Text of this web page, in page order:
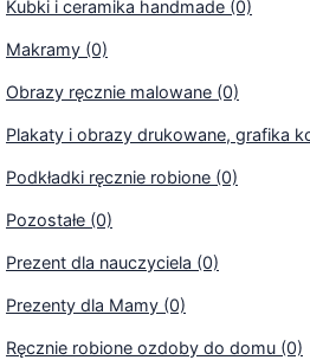
Kubki i ceramika handmade (0)
Makramy (0)
Obrazy ręcznie malowane (0)
Plakaty i obrazy drukowane, grafika
Podkładki ręcznie robione (0)
Pozostałe (0)
Prezent dla nauczyciela (0)
Prezenty dla Mamy (0)
Ręcznie robione ozdoby do domu (0)